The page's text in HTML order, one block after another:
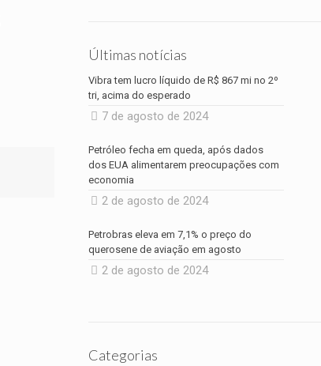
Últimas notícias
Vibra tem lucro líquido de R$ 867 mi no 2º
tri, acima do esperado
7 de agosto de 2024
Petróleo fecha em queda, após dados
dos EUA alimentarem preocupações com
economia
2 de agosto de 2024
Petrobras eleva em 7,1% o preço do
querosene de aviação em agosto
2 de agosto de 2024
Categorias